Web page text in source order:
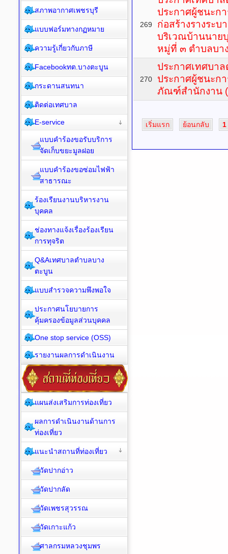
269
ประกาศผู้ชนะก
ก่อสร้างรางระ
บริเวณบ้านนาย
หมู่ที่ ๓ ตำบลบา
270
ประกาศเทศบาล
ประกาศผู้ชนะก
ภัณฑ์สำนักงาน
เริ่มแรก ย้อนกลับ 1
สภาพอากาศเพชรบุรี
แบบฟอร์มทางกฏหมาย
ความรู้เกี่ยวกับภาษี
Facebookทต.บางตะบูน
กระดานสนทนา
ติดต่อเทศบาล
E-service
แบบคำร้องขอรับบริการ
จัดเก็บขยะมูลฝอย
แบบคำร้องขอซ่อมไฟฟ้า
สาธารณะ
ร้องเรียนงานบริหารงาน
บุคคล
ช่องทางแจ้งเรื่องร้องเรียน
การทุจริต
Q&Aเทศบาลตำบลบาง
ตะบูน
แบบสำรวจความพึงพอใจ
ประกาศนโยบายการ
คุ้มครองข้อมูลส่วนบุคคล
One stop service (OSS)
รายงานผลการดำเนินงาน
แผนส่งเสริมการท่องเที่ยว
ผลการดำเนินงานด้านการ
ท่องเที่ยว
แนะนำสถานที่ท่องเที่ยว
วัดปากอ่าว
วัดปากลัด
วัดเพชรสุวรรณ
วัดเกาะแก้ว
ศาลกรมหลวงชุมพร